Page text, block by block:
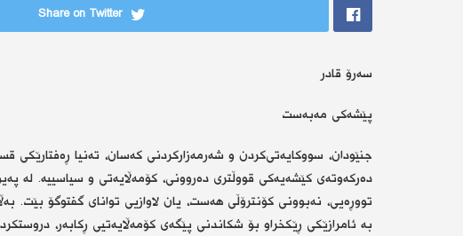
Share on Twitter
سەرۆ قادر
پێشەکی مەبەست
جنێودان، سووکایەتی‌کردن و شەرمەزارکردنی کەسان، تەنیا ڕەفتارێکی
دەرکەوتەی کێشەیەکی قووڵتری دەروونی، کۆمەڵایەتی و سیاسییە. لە
تووڕەیی، نەبوونی کۆنترۆڵی هەست، یان لاوازیی توانای گفتوگۆ بێت.
بە ئامرازێکی ڕێکخراو بۆ شکاندنی پێگەی کۆمەڵایەتیی ڕکابەر،